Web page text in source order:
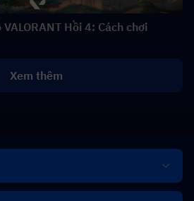
Hồi 4: Cách chơi
Xem thêm